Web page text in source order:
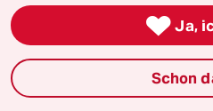
taz FUTURZWEI
Le Monde diplomatique
 Ja,
Schon